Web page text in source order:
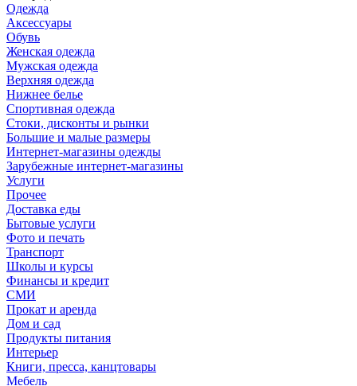
Одежда
Аксессуары
Обувь
Женская одежда
Мужская одежда
Верхняя одежда
Нижнее белье
Спортивная одежда
Стоки, дисконты и рынки
Большие и малые размеры
Интернет-магазины одежды
Зарубежные интернет-магазины
Услуги
Прочее
Доставка еды
Бытовые услуги
Фото и печать
Транспорт
Школы и курсы
Финансы и кредит
СМИ
Прокат и аренда
Дом и сад
Продукты питания
Интерьер
Книги, пресса, канцтовары
Мебель